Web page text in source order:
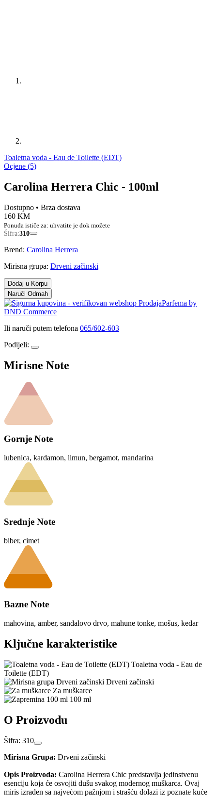
Toaletna voda - Eau de Toilette (EDT)
Ocjene (5)
Carolina Herrera Chic - 100ml
Dostupno • Brza dostava
160 KM
Ponuda ističe za: uhvatite je dok možete
Šifra:310
Brend: Carolina Herrera
Mirisna grupa: Drveni začinski
Dodaj u Korpu
Naruči Odmah
Ili naruči putem telefona 065/602-603
Podijeli:
Mirisne Note
Gornje Note
lubenica, kardamon, limun, bergamot, mandarina
Srednje Note
biber, cimet
Bazne Note
mahovina, amber, sandalovo drvo, mahune tonke, mošus, kedar
Ključne karakteristike
Toaletna voda - Eau de
Toilette (EDT)
Drveni začinski
Za muškarce
100 ml
O Proizvodu
Šifra: 310
Mirisna Grupa: Drveni začinski
Opis Proizvoda: Carolina Herrera Chic predstavlja jedinstvenu
esenciju koja će osvojiti dušu svakog modernog muškarca. Ovaj
miris izrađen sa najvećom pažnjom i strašću dolazi iz poznate kuće